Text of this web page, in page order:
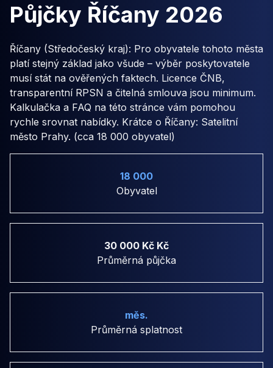
Půjčky Říčany 2026
Říčany (Středočeský kraj): Pro obyvatele tohoto města
platí stejný základ jako všude – výběr poskytovatele
musí stát na ověřených faktech. Licence ČNB,
transparentní RPSN a čitelná smlouva jsou minimum.
Kalkulačka a FAQ na této stránce vám pomohou
rychle srovnat nabídky. Krátce o Říčany: Satelitní
město Prahy. (cca 18 000 obyvatel)
18 000
Obyvatel
30 000 Kč Kč
Průměrná půjčka
měs.
Průměrná splatnost